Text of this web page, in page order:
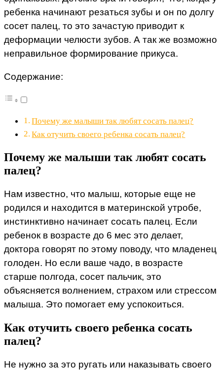
ребенка начинают резаться зубы и он по долгу
сосет палец, то это зачастую приводит к
деформации челюсти зубов. А так же возможно
неправильное формирование прикуса.
Содержание:
Почему же малыши так любят сосать палец?
Как отучить своего ребенка сосать палец?
Почему же малыши так любят сосать
палец?
Нам известно, что малыш, которые еще не
родился и находится в материнской утробе,
инстинктивно начинает сосать палец. Если
ребенок в возрасте до 6 мес это делает,
доктора говорят по этому поводу, что младенец
голоден. Но если ваше чадо, в возрасте
старше полгода, сосет пальчик, это
объясняется волнением, страхом или стрессом
малыша. Это помогает ему успокоиться.
Как отучить своего ребенка сосать
палец?
Не нужно за это ругать или наказывать своего